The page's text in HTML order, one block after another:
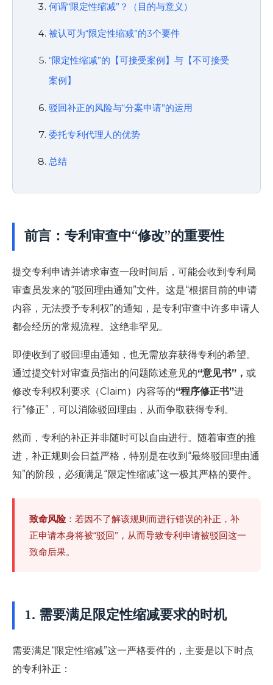
何谓“限定性缩减”？（目的与意义）
被认可为“限定性缩减”的3个要件
“限定性缩减”的【可接受案例】与【不可接受
案例】
驳回补正的风险与“分案申请”的运用
委托专利代理人的优势
总结
前言：专利审查中“修改”的重要性
提交专利申请并请求审查一段时间后，可能会收到专利局
审查员发来的“驳回理由通知”文件。这是“根据目前的申请
内容，无法授予专利权”的通知，是专利审查中许多申请人
都会经历的常规流程。这绝非罕见。
即使收到了驳回理由通知，也无需放弃获得专利的希望。
通过提交针对审查员指出的问题陈述意见的“意见书”， 或
修改专利权利要求（Claim）内容等的“程序修正书”进
行“修正”，可以消除驳回理由，从而争取获得专利。
然而，专利的补正并非随时可以自由进行。随着审查的推
进，补正规则会日益严格，特别是在收到“最终驳回理由通
知”的阶段，必须满足“限定性缩减”这一极其严格的要件。
致命风险：若因不了解该规则而进行错误的补正，补
正申请本身将被“驳回”，从而导致专利申请被驳回这一
致命后果。
1. 需要满足限定性缩减要求的时机
需要满足“限定性缩减”这一严格要件的，主要是以下时点
的专利补正：